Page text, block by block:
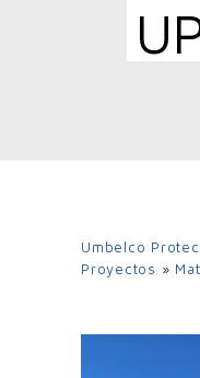
Umbelco
Proyectos »